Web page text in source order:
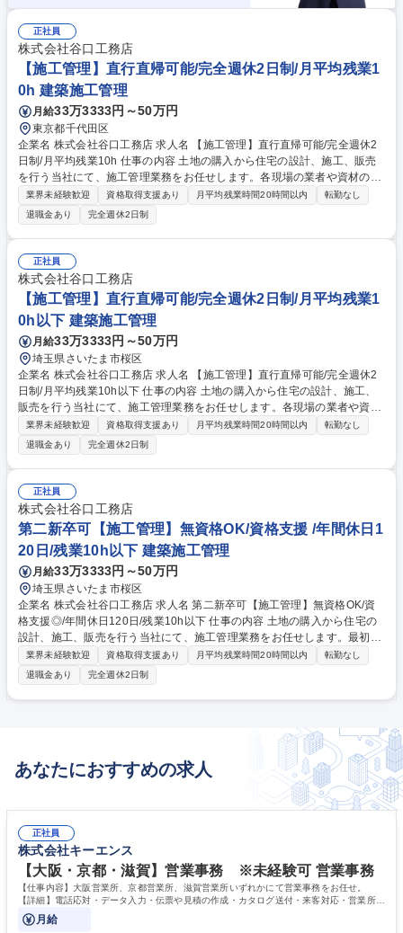
正社員
株式会社谷口工務店
【施工管理】直行直帰可能/完全週休2日制/月平均残業1
0h 建築施工管理
月給33万3333円～50万円
東京都千代田区
企業名 株式会社谷口工務店 求人名 【施工管理】直行直帰可能/完全週休2
日制/月平均残業10h 仕事の内容 土地の購入から住宅の設計、施工、販売
を行う当社にて、施工管理業務をお任せします。各現場の業者や資材の手
配等の工程管理、現場での品質管理等の現場監督・施工管理業務です。 ■
案件：9割が自社案件、RC造の共同住宅 ■エリア：東京都内・さいたま
市・埼玉県南 ■特色：社用PCを貸与し、さいたま市本社と都内営業所の両
方から業務が可能。拠点に縛られない働き方を実現しています。 業務内容
の変更の範囲：当社業務全般 募集職種 【施工管理】直行直帰可能/完全週
休2日制/月平均残業10h
業界未経験歓迎 資格取得支援あり 月平均残業時間20時間以内
転勤なし
退職金あり
完全週休2日制
正社員
株式会社谷口工務店
【施工管理】直行直帰可能/完全週休2日制/月平均残業1
0h以下 建築施工管理
月給33万3333円～50万円
埼玉県さいたま市桜区
企業名 株式会社谷口工務店 求人名 【施工管理】直行直帰可能/完全週休2
日制/月平均残業10h以下 仕事の内容 土地の購入から住宅の設計、施工、
販売を行う当社にて、施工管理業務をお任せします。各現場の業者や資材
の手配等の工程管理、現場での品質管理等の現場監督・施工管理業務で
す。 ■案件：9割が自社案件、RC造の共同住宅 ■エリア：東京都内・さい
たま市・埼玉県南 ■特色：社用PCを貸与し、さいたま市本社と都内営業所
の両方から業務が可能。拠点に縛られない働き方を実現しています。 業務
内容の変更の範囲：当社業務全般 募集職種 【施工管理】直行直帰可能/完
全週休2日制/月平均残業10h以下
業界未経験歓迎 資格取得支援あり 月平均残業時間20時間以内
転勤なし
退職金あり
完全週休2日制
正社員
株式会社谷口工務店
第二新卒可【施工管理】無資格OK/資格支援 /年間休日1
20日/残業10h以下 建築施工管理
月給33万3333円～50万円
埼玉県さいたま市桜区
企業名 株式会社谷口工務店 求人名 第二新卒可【施工管理】無資格OK/資
格支援◎/年間休日120日/残業10h以下 仕事の内容 土地の購入から住宅の
設計、施工、販売を行う当社にて、施工管理業務をお任せします。最初は
先輩社員に同行して各現場の業者や資材の手配等の工程管理、現場での品
質管理等の現場監督・施工管理業務をお願いします ■案件：9割が自社案
件、RC造の共同住宅 ■エリア：東京都内・さいたま市・埼玉県南 ■特色：
社用PCを貸与し、さいたま市本社と都内営業所の両方から業務が可能。
業界未経験歓迎 資格取得支援あり 月平均残業時間20時間以内
転勤なし
退職金あり
完全週休2日制
あなたにおすすめの求人
正社員
株式会社キーエンス
【大阪・京都・滋賀】営業事務 ※未経験可 営業事務
【仕事内容】大阪営業所、京都営業所、滋賀営業所いずれかにて営業事務をお任せ。
【詳細】電話応対・データ入力・伝票や見積の作成・カタログ送付・来客対応・営業所内
で発生する事務業務や業務改善をお任せ。
月給